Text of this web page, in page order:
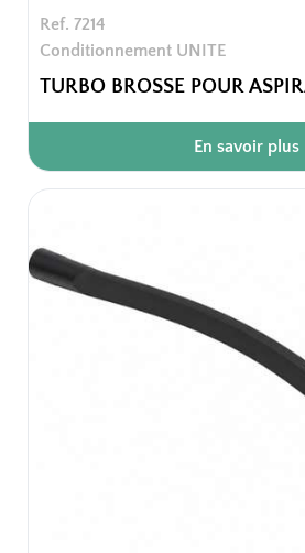
Ref. 7214
Conditionnement UNITE
TURBO BROSSE POUR
En savoir plus